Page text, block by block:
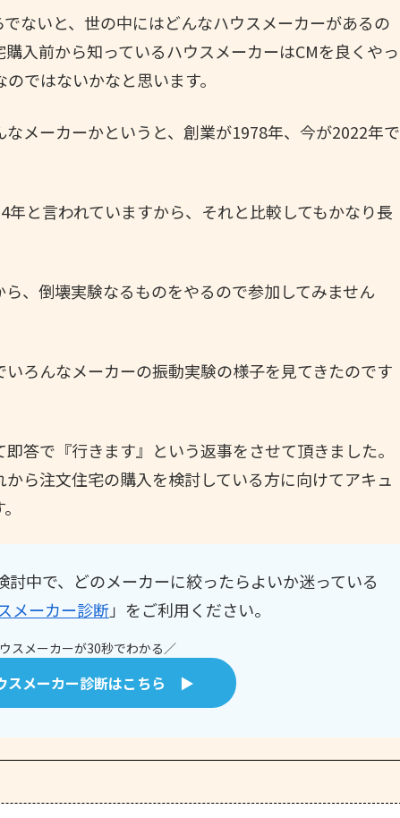
ないと、世の中にはどんなハウスメーカーがあるの
入前から知っているハウスメーカーはCMを良くやっ
ではないかなと思います。
メーカーかというと、創業が1978年、今が2022年で
と言われていますから、それと比較してもかなり長
、倒壊実験なるものをやるので参加してみません
ろんなメーカーの振動実験の様子を見てきたのです
答で『行きます』という返事をさせて頂きました。
ら注文住宅の購入を検討している方に向けてアキュ
中で、どのメーカーに絞ったらよいか迷っている
メーカー診断」をご利用ください。
スメーカーが30秒でわかる／
スメーカー診断はこちら ▶